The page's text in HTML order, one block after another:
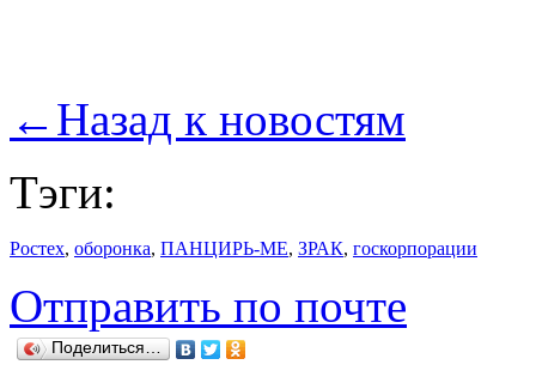
← Назад к новостям
Тэги:
Ростех, оборонка, ПАНЦИРЬ-МЕ, ЗРАК, госкорпорации
Отправить по почте
Поделиться…